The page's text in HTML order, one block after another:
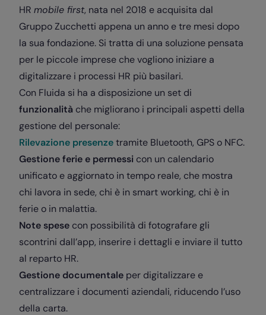
HR mobile first, nata nel 2018 e acquisita dal
Gruppo Zucchetti appena un anno e tre mesi dopo
la sua fondazione. Si tratta di una soluzione pensata
per le piccole imprese che vogliono iniziare a
digitalizzare i processi HR più basilari.
Con Fluida si ha a disposizione un set di
funzionalità che migliorano i principali aspetti della
gestione del personale:
Rilevazione presenzetramite Bluetooth, GPS o NFC.
Gestione ferie e permessi con un calendario
unificato e aggiornato in tempo reale, che mostra
chi lavora in sede, chi è in smart working, chi è in
ferie o in malattia.
Note spese con possibilità di fotografare gli
scontrini dall’app, inserire i dettagli e inviare il tutto
al reparto HR.
Gestione documentale per digitalizzare e
centralizzare i documenti aziendali, riducendo l’uso
della carta.